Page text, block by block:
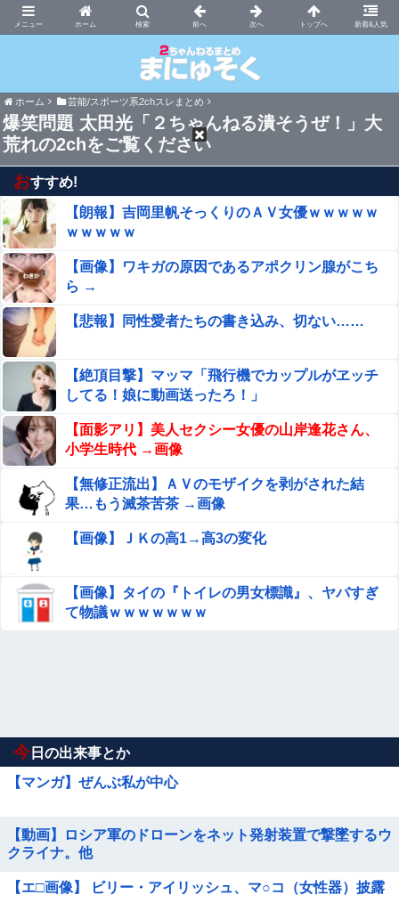
ホーム 新着&人気
まにゅそく 2chまとめニュース速報VIP
ホーム 芸能/スポーツ系2chスレまとめ
爆笑問題 太田光「２ちゃんねる潰そうぜ！」大
荒れの2chをご覧ください
おすすめ!
【朗報】吉岡里帆そっくりのＡＶ女優ｗｗｗｗｗ
ｗｗｗｗｗ
【画像】ワキガの原因であるアポクリン腺がこち
ら →
【悲報】同性愛者たちの書き込み、切ない……
【絶頂目撃】マッマ「飛行機でカップルがヱッチ
してる！娘に動画送ったろ！」
【面影アリ】美人セクシー女優の山岸逢花さん、
小学生時代 →画像
【無修正流出】ＡＶのモザイクを剥がされた結
果…もう滅茶苦茶 →画像
【画像】ＪＫの高1→高3の変化
【画像】タイの『トイレの男女標識』、ヤバすぎ
て物議ｗｗｗｗｗｗｗ
今 日の出来事とか
【マンガ】ぜんぶ私が中心
【動画】ロシア軍のドローンをネット発射装置で撃墜するウ
クライナ。他
【エ□画像】 ビリー・アイリッシュ、マ○コ（女性器）披露